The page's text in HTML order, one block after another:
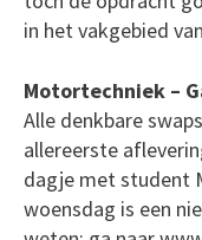
in het vakgebied
Motortechniek –
Alle denkbare
allereerste
dagje met student
woensdag is een